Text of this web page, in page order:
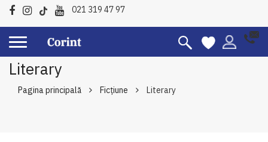
021 319 47 97
Literary
Pagina principală Ficțiune Literary